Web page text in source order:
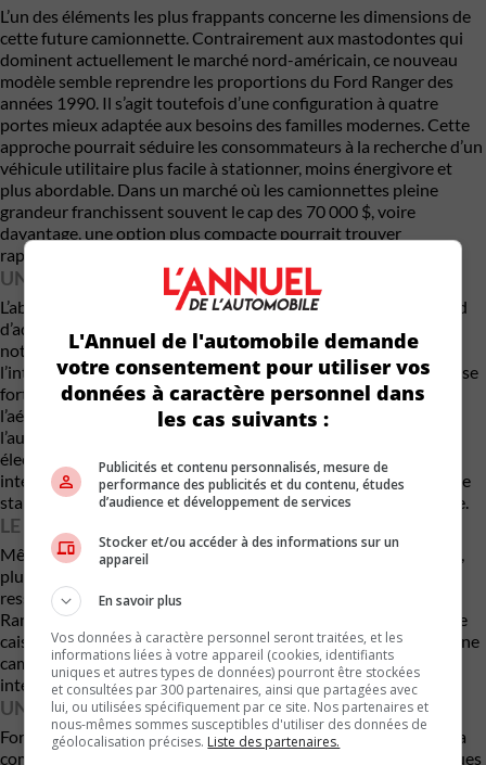
L’un des éléments les plus frappants concerne les dimensions de
cette future camionnette. Contrairement aux mastodontes qui
dominent actuellement le marché nord-américain, ce nouveau
modèle semble reprendre les proportions du Ford Ranger des
années 1990. Il s’agit toutefois d’une configuration à quatre
portes mieux adaptée aux besoins des familles modernes. Cette
approche pourrait séduire les consommateurs à la recherche d’un
véhicule utilitaire plus facile à stationner, moins énergivore et
plus abordable. Dans un marché où les camionnettes pleine
grandeur franchissent souvent le cap des 70 000 $, voire
davantage, une option plus compacte pourrait trouver
rapidement son public.
UN DESIGN DICTÉ PAR L’EFFICACITÉ
L’absence d’un moteur thermique permet aux designers de Ford
d’adopter des solutions inédites. La camionnette se distingue
notamment par un capot très court, rendu possible par
l’intégration du groupe motopropulseur électrique. Le pare-brise
fortement incliné contribue quant à lui à améliorer
l’aérodynamisme, un élément essentiel pour optimiser
l’autonomie. Ford indique également que plusieurs systèmes
électroniques font actuellement l’objet d’une mise au point
intensive durant les essais hivernaux, notamment le contrôle de
stabilité, l’antipatinage ainsi que la direction assistée électrique.
LE RETOUR POSSIBLE DU NOM RANCHERO
Même si Ford n’a pas encore confirmé son appellation officielle,
plusieurs observateurs croient que le constructeur pourrait
ressusciter le nom Ranchero. Utilisé entre 1957 et 1979, le
Ranchero associait les attributs d’une voiture particulière à une
caisse utilitaire. Le retour de cette désignation historique sur une
camionnette électrique compacte constituerait un clin d’œil
intéressant au passé de la marque.
UN PRIX QUI POURRAIT FAIRE LA DIFFÉRENCE
Ford a confirmé que cette nouvelle camionnette électrique sera
commercialisée dès l’an prochain. Les caractéristiques techniques
L'Annuel de l'automobile demande
votre consentement pour utiliser vos
données à caractère personnel dans
les cas suivants :
Publicités et contenu personnalisés, mesure de
performance des publicités et du contenu, études
d’audience et développement de services
Stocker et/ou accéder à des informations sur un
appareil
En savoir plus
Vos données à caractère personnel seront traitées, et les
informations liées à votre appareil (cookies, identifiants
uniques et autres types de données) pourront être stockées
et consultées par 300 partenaires, ainsi que partagées avec
lui, ou utilisées spécifiquement par ce site. Nos partenaires et
nous-mêmes sommes susceptibles d'utiliser des données de
géolocalisation précises. Liste des partenaires.